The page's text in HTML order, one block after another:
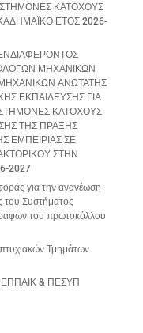
ΚΑΤΟΧΟΥΣ
ΕΤΟΣ 2026-
ΜΗΧΑΝΙΚΩΝ
ΑΝΩΤΑΤΗΣ
ΕΚΠΑΙΔΕΥΣΗΣ ΓΙΑ
ΚΑΤΟΧΟΥΣ
ΤΗΣ ΠΡΑΞΗΣ
ΕΜΠΕΙΡΙΑΣ ΣΕ
ΣΤΗΝ
2027
για την ανανέωση
του Συστήματος
του πρωτοκόλλου
Τμημάτων
& ΠΕΣΥΠ